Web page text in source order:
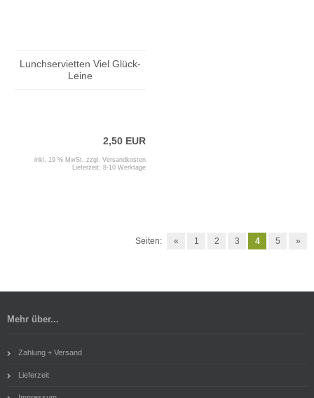
Lunchservietten Viel Glück-
Leine
2,50 EUR
inkl. 19 % MwSt. zzgl. Versandkosten
Lieferzeit: 8-10 Werktage
Seiten: « 1 2 3 4 5 »
Mehr über...
Zahlung + Versand
Lieferzeit